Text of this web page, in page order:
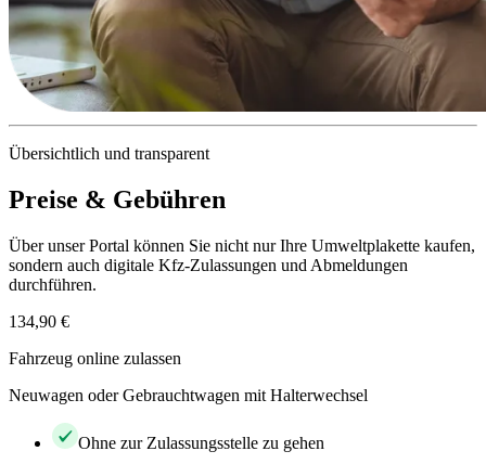
Übersichtlich und transparent
Preise & Gebühren
Über unser Portal können Sie nicht nur Ihre Umweltplakette kaufen,
sondern auch digitale Kfz-Zulassungen und Abmeldungen
durchführen.
134,90 €
Fahrzeug online zulassen
Neuwagen oder Gebrauchtwagen mit Halterwechsel
Ohne zur Zulassungsstelle zu gehen